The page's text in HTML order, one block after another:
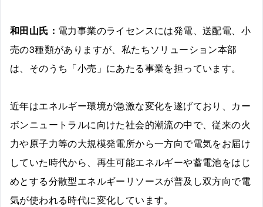
和田山氏： 電力事業のライセンスには発電、送配電、小
売の3種類がありますが、私たちソリューション本部
は、そのうち「小売」にあたる事業を担っています。
近年はエネルギー環境が急激な変化を遂げており、カー
ボンニュートラルに向けた社会的潮流の中で、従来の火
力や原子力等の大規模発電所から一方向で電気をお届け
していた時代から、再生可能エネルギーや蓄電池をはじ
めとする分散型エネルギーリソースが普及し双方向で電
気が使われる時代に変化しています。